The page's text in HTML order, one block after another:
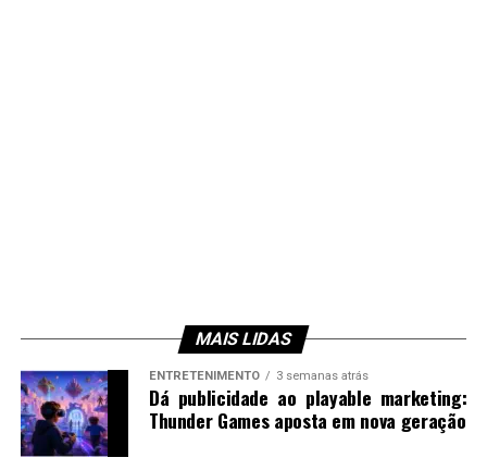
MAIS LIDAS
ENTRETENIMENTO 3 semanas atrás
Dá publicidade ao playable marketing:
Thunder Games aposta em nova geração